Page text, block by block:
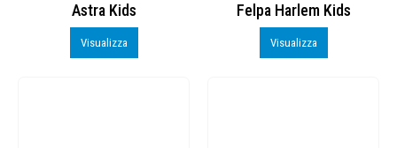
Astra Kids
Visualizza
Felpa Harlem Kids
Visualizza